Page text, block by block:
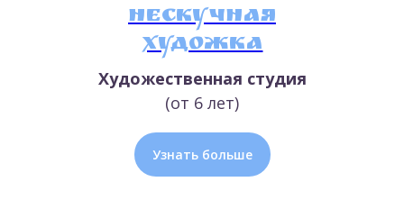
Нескучная
художка
Художественная студия
(от 6 лет)
Узнать больше